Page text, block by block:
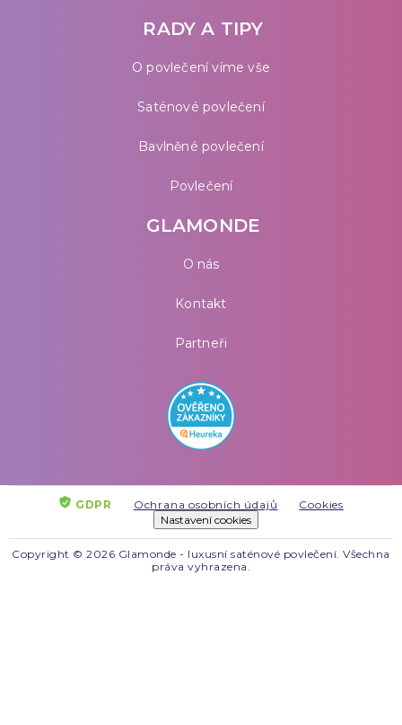
RADY A TIPY
O povlečení víme vše
Saténové povlečení
Bavlněné povlečení
Povlečení
GLAMONDE
O nás
Kontakt
Partneři
GDPR Ochrana osobních údajů
Cookies
Nastavení cookies
Copyright © 2026 Glamonde - luxusní saténové povlečení. Všechna
práva vyhrazena.